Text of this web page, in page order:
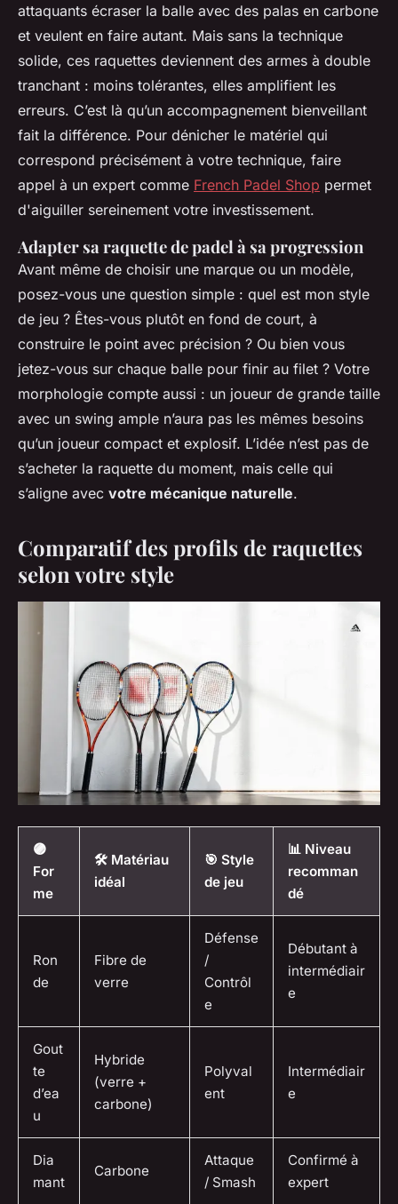
attaquants écraser la balle avec des palas en carbone
et veulent en faire autant. Mais sans la technique
solide, ces raquettes deviennent des armes à double
tranchant : moins tolérantes, elles amplifient les
erreurs. C’est là qu’un accompagnement bienveillant
fait la différence. Pour dénicher le matériel qui
correspond précisément à votre technique, faire
appel à un expert comme French Padel Shop permet
d'aiguiller sereinement votre investissement.
Adapter sa raquette de padel à sa progression
Avant même de choisir une marque ou un modèle,
posez-vous une question simple : quel est mon style
de jeu ? Êtes-vous plutôt en fond de court, à
construire le point avec précision ? Ou bien vous
jetez-vous sur chaque balle pour finir au filet ? Votre
morphologie compte aussi : un joueur de grande taille
avec un swing ample n’aura pas les mêmes besoins
qu’un joueur compact et explosif. L’idée n’est pas de
s’acheter la raquette du moment, mais celle qui
s’aligne avec votre mécanique naturelle.
Comparatif des profils de raquettes
selon votre style
🟣
For
me
🛠️ Matériau
idéal
🎯 Style
de jeu
📊 Niveau
recomman
dé
Ron
de
Fibre de
verre
Défense
/
Contrôl
e
Débutant à
intermédiair
e
Gout
te
d’ea
u
Hybride
(verre +
carbone)
Polyval
ent
Intermédiair
e
Dia
mant
Carbone
Attaque
/ Smash
Confirmé à
expert